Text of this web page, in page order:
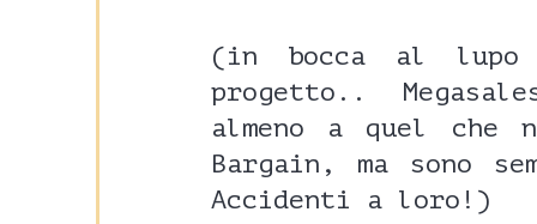
(in bocca al
progetto..
almeno a quel che
Bargain, ma sono
Accidenti a loro!)